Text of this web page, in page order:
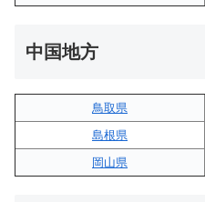
中国地方
鳥取県
島根県
岡山県